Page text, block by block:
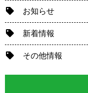
お知らせ
新着情報
その他情報